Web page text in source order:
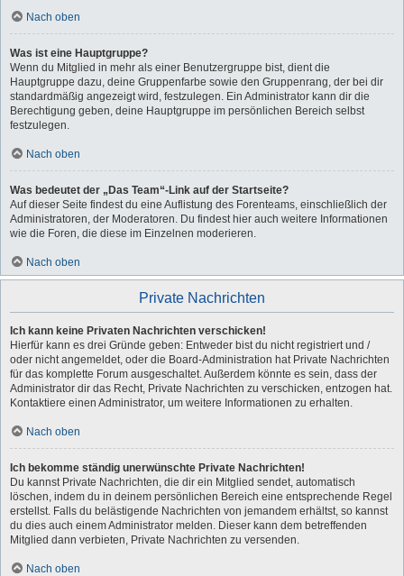
Nach oben
Was ist eine Hauptgruppe?
Wenn du Mitglied in mehr als einer Benutzergruppe bist, dient die
Hauptgruppe dazu, deine Gruppenfarbe sowie den Gruppenrang, der bei dir
standardmäßig angezeigt wird, festzulegen. Ein Administrator kann dir die
Berechtigung geben, deine Hauptgruppe im persönlichen Bereich selbst
festzulegen.
Nach oben
Was bedeutet der „Das Team“-Link auf der Startseite?
Auf dieser Seite findest du eine Auflistung des Forenteams, einschließlich der
Administratoren, der Moderatoren. Du findest hier auch weitere Informationen
wie die Foren, die diese im Einzelnen moderieren.
Nach oben
Private Nachrichten
Ich kann keine Privaten Nachrichten verschicken!
Hierfür kann es drei Gründe geben: Entweder bist du nicht registriert und /
oder nicht angemeldet, oder die Board-Administration hat Private Nachrichten
für das komplette Forum ausgeschaltet. Außerdem könnte es sein, dass der
Administrator dir das Recht, Private Nachrichten zu verschicken, entzogen hat.
Kontaktiere einen Administrator, um weitere Informationen zu erhalten.
Nach oben
Ich bekomme ständig unerwünschte Private Nachrichten!
Du kannst Private Nachrichten, die dir ein Mitglied sendet, automatisch
löschen, indem du in deinem persönlichen Bereich eine entsprechende Regel
erstellst. Falls du belästigende Nachrichten von jemandem erhältst, so kannst
du dies auch einem Administrator melden. Dieser kann dem betreffenden
Mitglied dann verbieten, Private Nachrichten zu versenden.
Nach oben